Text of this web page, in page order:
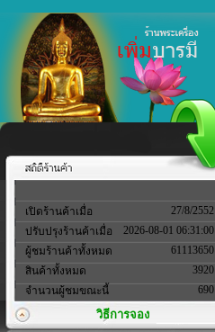
เปิดร้านค้าเมื่อ
27/8/2552
ปรับปรุงร้านค้าเมื่อ
2026-08-01 06:31:00
ผู้ชมร้านค้าทั้งหมด
61113650
สินค้าทั้งหมด
3920
จำนวนผู้ชมขณะนี้
690
วิธีการจอง